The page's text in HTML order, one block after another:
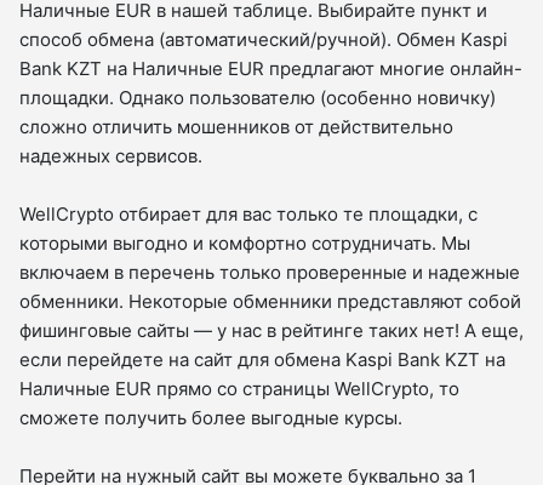
Наличные EUR в нашей таблице. Выбирайте пункт и
способ обмена (автоматический/ручной). Обмен Kaspi
Bank KZT на Наличные EUR предлагают многие онлайн-
площадки. Однако пользователю (особенно новичку)
сложно отличить мошенников от действительно
надежных сервисов.
WellCrypto отбирает для вас только те площадки, с
которыми выгодно и комфортно сотрудничать. Мы
включаем в перечень только проверенные и надежные
обменники. Некоторые обменники представляют собой
фишинговые сайты — у нас в рейтинге таких нет! А еще,
если перейдете на сайт для обмена Kaspi Bank KZT на
Наличные EUR прямо со страницы WellCrypto, то
сможете получить более выгодные курсы.
Перейти на нужный сайт вы можете буквально за 1